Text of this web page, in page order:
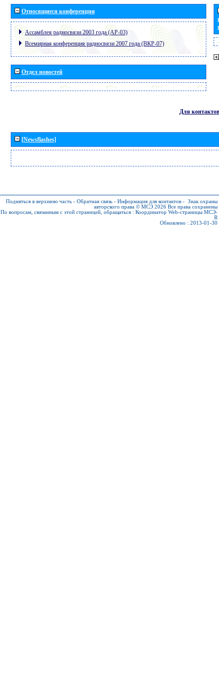
Относящиеся конференции
Ассамблея радиосвязи 2003 года (АР-03)
Всемирная конференция радиосвязи 2007 года (ВКР-07)
Отдел новостей
Для контактов
[Newsflashes]
Подняться в верхнюю часть - Обратная связь - Информация для контактов - Знак охраны
авторского права © МСЭ 2026 Все права сохранены
По вопросам, связанным с этой страницей, обращаться : Координатор Web-страницы МСЭ-
R
Обновлено : 2013-01-30